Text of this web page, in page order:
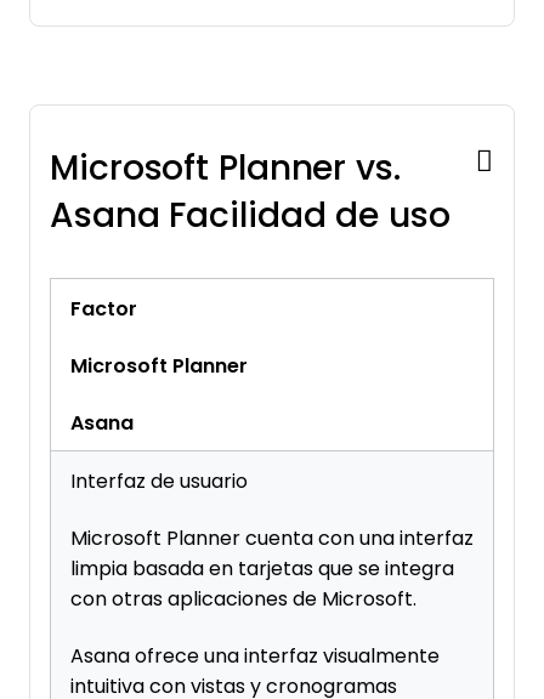
Microsoft Planner vs.
Asana Facilidad de uso
Factor
Microsoft Planner
Asana
Interfaz de usuario
Microsoft Planner cuenta con una interfaz
limpia basada en tarjetas que se integra
con otras aplicaciones de Microsoft.
Asana ofrece una interfaz visualmente
intuitiva con vistas y cronogramas